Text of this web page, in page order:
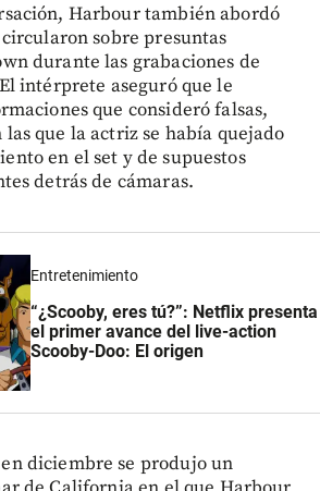
Harbour también abordó
sobre presuntas
durante las grabaciones de
intérprete aseguró que le
que consideró falsas,
que la actriz se había quejado
en el set y de supuestos
detrás de cámaras.
Entretenimiento
“¿Scooby, eres tú?”: Netflix presenta
el primer avance del live-action
Scooby-Doo: El origen
diciembre se produjo un